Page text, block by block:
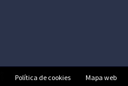
Política de cookies Mapa web